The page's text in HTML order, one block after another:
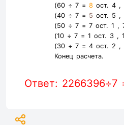
(60 ÷ 7 = 8 ост. 4 ,
(40 ÷ 7 = 5 ост. 5 ,
(50 ÷ 7 = 7ост. 1 ,
(10 ÷ 7 = 1 ост. 3 , 1
(30 ÷ 7 = 4ост. 2 ,
Конец расчета.
Ответ: 2266396÷7